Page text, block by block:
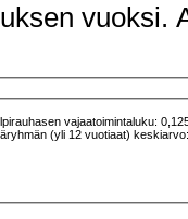
vuoksi.
vajaatoimintaluku:
(yli 12 vuotiaat)